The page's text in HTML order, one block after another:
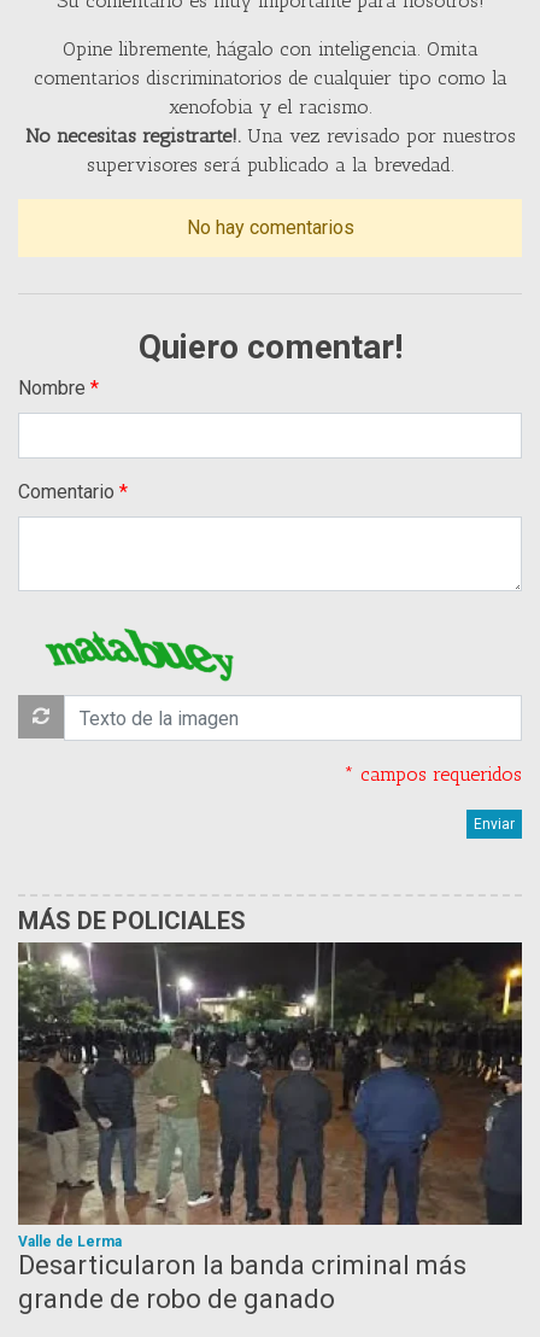
Opine libremente, hágalo con inteligencia. Omita
comentarios discriminatorios de cualquier tipo como la
xenofobia y el racismo.
No necesitas registrarte!.Una vez revisado por nuestros
supervisores será publicado a la brevedad.
No hay comentarios
Quiero comentar!
Nombre
Comentario
* campos requeridos
MÁS DE POLICIALES
Valle de Lerma
Desarticularon la banda criminal más
grande de robo de ganado